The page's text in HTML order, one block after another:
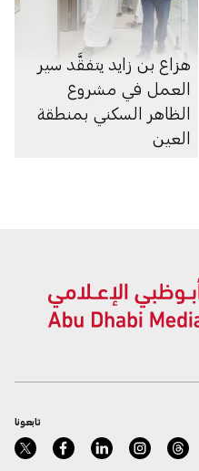
هزاع بن زايد يتفقَّد سير
العمل في مشروع
الظاهر السكني بمنطقة
العين
تابعونا